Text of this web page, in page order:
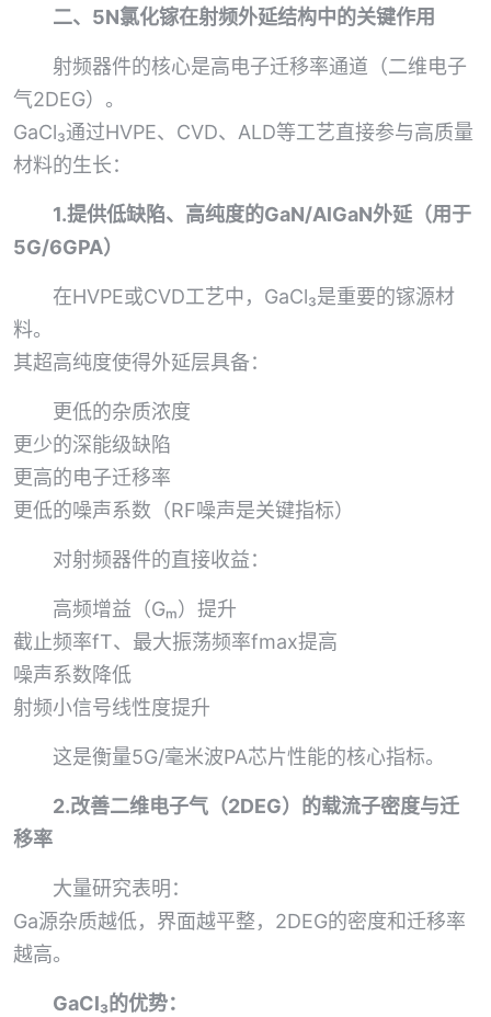
二、5N氯化镓在射频外延结构中的关键作用
射频器件的核心是高电子迁移率通道（二维电子
气2DEG）。
GaCl₃通过HVPE、CVD、ALD等工艺直接参与高质量
材料的生长：
1.提供低缺陷、高纯度的GaN/AlGaN外延（用于
5G/6GPA）
在HVPE或CVD工艺中，GaCl₃是重要的镓源材
料。
其超高纯度使得外延层具备：
更低的杂质浓度
更少的深能级缺陷
更高的电子迁移率
更低的噪声系数（RF噪声是关键指标）
对射频器件的直接收益：
高频增益（Gₘ）提升
截止频率fT、最大振荡频率fmax提高
噪声系数降低
射频小信号线性度提升
这是衡量5G/毫米波PA芯片性能的核心指标。
2.改善二维电子气（2DEG）的载流子密度与迁
移率
大量研究表明：
Ga源杂质越低，界面越平整，2DEG的密度和迁移率
越高。
GaCl₃的优势：